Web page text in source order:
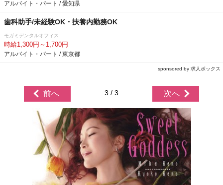
アルバイト・パート / 愛知県
歯科助手/未経験OK・扶養内勤務OK
モガミデンタルオフィス
時給1,300円～1,700円
アルバイト・パート / 東京都
sponsored by 求人ボックス
前へ 3 / 3 次へ